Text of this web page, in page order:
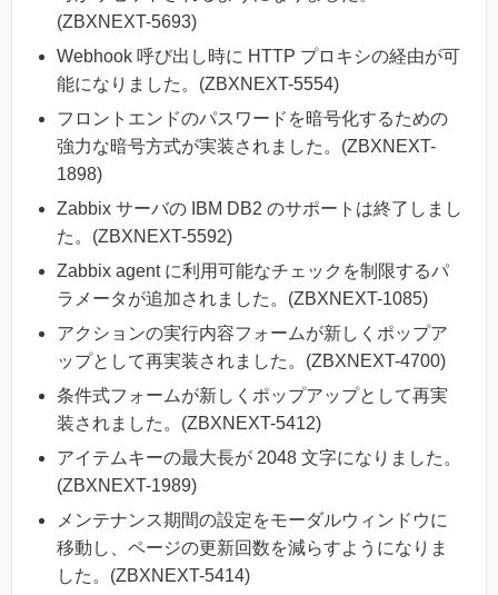
(ZBXNEXT-5693)
Webhook 呼び出し時に HTTP プロキシの経由が可
能になりました。(ZBXNEXT-5554)
フロントエンドのパスワードを暗号化するための
強力な暗号方式が実装されました。(ZBXNEXT-
1898)
Zabbix サーバの IBM DB2 のサポートは終了しまし
た。(ZBXNEXT-5592)
Zabbix agent に利用可能なチェックを制限するパ
ラメータが追加されました。(ZBXNEXT-1085)
アクションの実行内容フォームが新しくポップア
ップとして再実装されました。(ZBXNEXT-4700)
条件式フォームが新しくポップアップとして再実
装されました。(ZBXNEXT-5412)
アイテムキーの最大長が 2048 文字になりました。
(ZBXNEXT-1989)
メンテナンス期間の設定をモーダルウィンドウに
移動し、ページの更新回数を減らすようになりま
した。(ZBXNEXT-5414)